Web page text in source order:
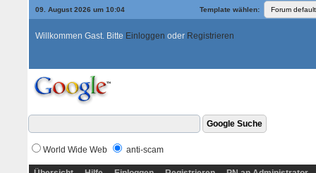
09. August 2026 um 10:04 Template wählen:
Willkommen Gast. Bitte Einloggen oder Registrieren
World Wide Web anti-scam